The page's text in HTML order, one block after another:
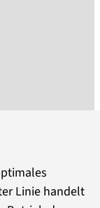
damit den
Linie handelt